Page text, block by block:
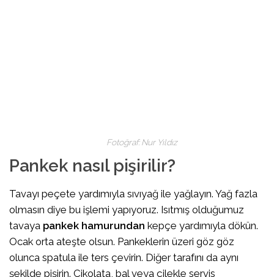
Fotoğraf: Nur Yıldız
Pankek nasıl pişirilir?
Tavayı peçete yardımıyla sıvıyağ ile yağlayın. Yağ fazla
olmasın diye bu işlemi yapıyoruz. Isıtmış olduğumuz
tavaya pankek hamurundan kepçe yardımıyla dökün.
Ocak orta ateşte olsun. Pankeklerin üzeri göz göz
olunca spatula ile ters çevirin. Diğer tarafını da aynı
şekilde pişirin. Çikolata, bal veya çilekle servis